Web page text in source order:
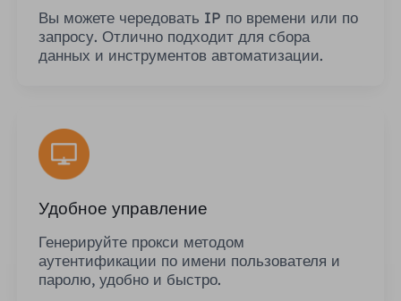
Вы можете чередовать IP по времени или по
запросу. Отлично подходит для сбора
данных и инструментов автоматизации.
Удобное управление
Генерируйте прокси методом
аутентификации по имени пользователя и
паролю, удобно и быстро.